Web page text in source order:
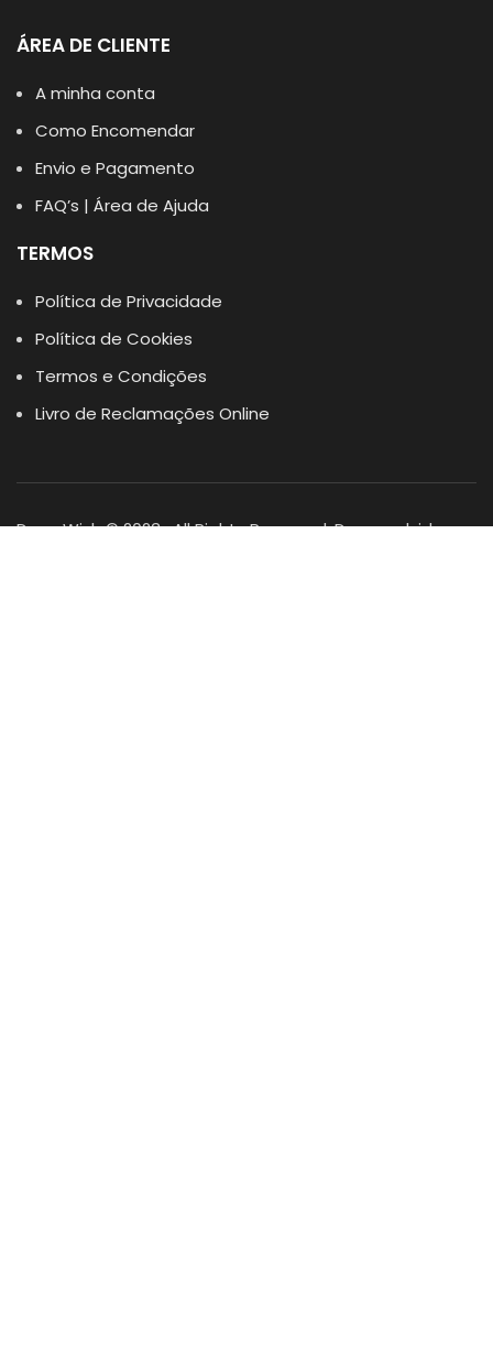
ÁREA DE CLIENTE
A minha conta
Como Encomendar
Envio e Pagamento
FAQ’s | Área de Ajuda
TERMOS
Política de Privacidade
Política de Cookies
Termos e Condições
Livro de Reclamações Online
Dogs Wish © 2023 . All Rights Reserved. Desenvolvido por